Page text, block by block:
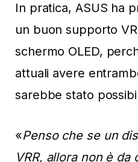
In pratica, ASUS ha
un buon supporto
schermo OLED,
attuali avere
sarebbe stato
«Penso che se un
VRR, allora non è